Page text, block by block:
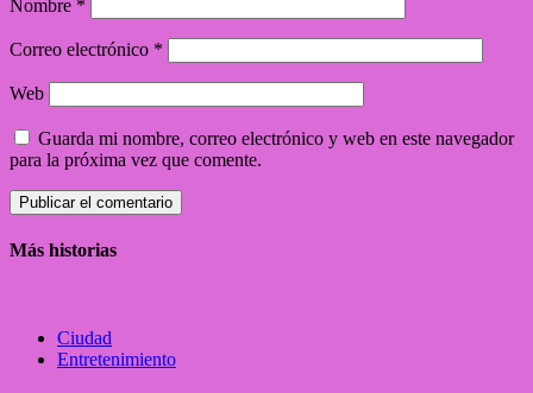
Nombre *
Correo electrónico *
Web
Guarda mi nombre, correo electrónico y web en este navegador
para la próxima vez que comente.
Más historias
Ciudad
Entretenimiento